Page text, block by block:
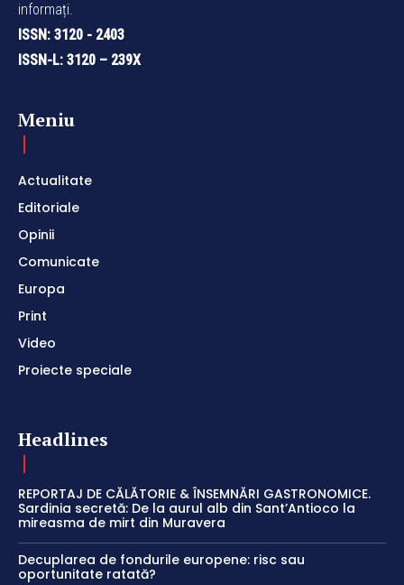
informați.
ISSN: 3120 - 2403
ISSN-L: 3120 – 239X
Meniu
Actualitate
Editoriale
Opinii
Comunicate
Europa
Print
Video
Proiecte speciale
Headlines
REPORTAJ DE CĂLĂTORIE & ÎNSEMNĂRI GASTRONOMICE.
Sardinia secretă: De la aurul alb din Sant’Antioco la
mireasma de mirt din Muravera
Decuplarea de fondurile europene: risc sau
oportunitate ratată?